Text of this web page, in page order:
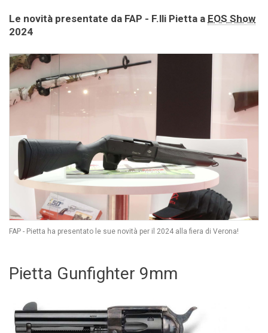
Le novità presentate da FAP - F.lli Pietta a EOS Show
2024
FAP - Pietta ha presentato le sue novità per il 2024 alla fiera di Verona!
Pietta Gunfighter 9mm